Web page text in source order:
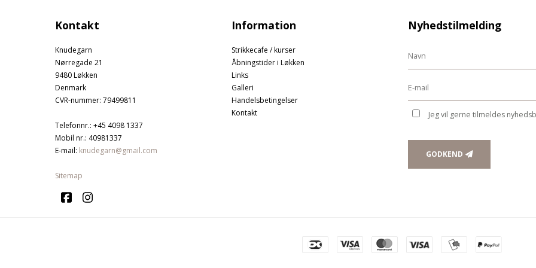
Kontakt
Knudegarn
Nørregade 21
9480 Løkken
Denmark
CVR-nummer: 79499811
Telefonnr.: +45 4098 1337
Mobil nr.: 40981337
E-mail: knudegarn@gmail.com
Sitemap
Information
Strikkecafe / kurser
Åbningstider i Løkken
Links
Galleri
Handelsbetingelser
Kontakt
Nyhedstilmelding
Jeg vil gerne tilmeldes
GODKEND